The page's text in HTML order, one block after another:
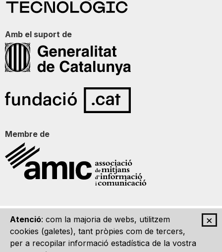
×
Atenció: com la majoria de webs, utilitzem
cookies (galetes), tant pròpies com de tercers,
per a recopilar informació estadística de la vostra
Amb el suport de
Membre de
Qui som Contacte Imatge Gràfica Avís legal